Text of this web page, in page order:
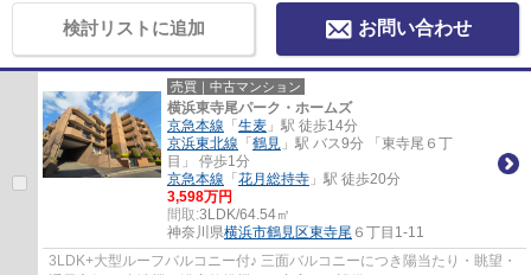
検討リストに追加 お問い合わせ
売買｜中古マンション
横浜東寺尾パーク・ホームズ
京急本線 「 生麦 」駅 徒歩14分
京浜東北線 「 鶴見 」駅 バス9分 「東寺尾６丁
目」 停歩1分
京急本線 「 花月総持寺 」駅 徒歩20分
3,598万円
間取:3LDK/64.54㎡
神奈川県横浜市鶴見区東寺尾 ６丁目1-11
3LDK+大型ルーフバルコニー付♪ 三面バルコニーにつき陽当たり・眺望・